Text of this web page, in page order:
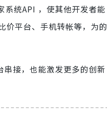
系统API ，使其他开发者能
价平台、手机转帐等，为的
接，也能激发更多的创新